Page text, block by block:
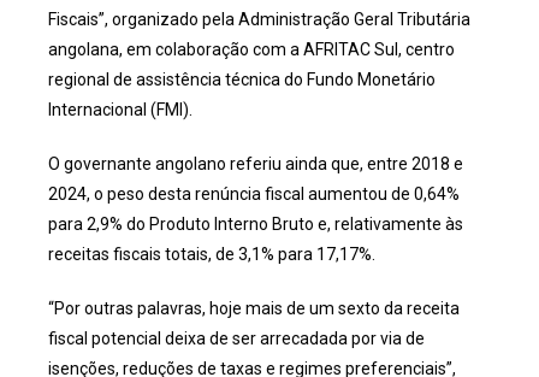
Fiscais”, organizado pela Administração Geral Tributária
angolana, em colaboração com a AFRITAC Sul, centro
regional de assistência técnica do Fundo Monetário
Internacional (FMI).
O governante angolano referiu ainda que, entre 2018 e
2024, o peso desta renúncia fiscal aumentou de 0,64%
para 2,9% do Produto Interno Bruto e, relativamente às
receitas fiscais totais, de 3,1% para 17,17%.
“Por outras palavras, hoje mais de um sexto da receita
fiscal potencial deixa de ser arrecadada por via de
isenções, reduções de taxas e regimes preferenciais”,